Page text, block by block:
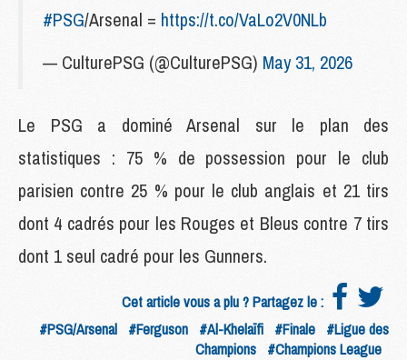
#PSG/Arsenal = https://t.co/VaLo2V0NLb
— CulturePSG (@CulturePSG) May 31, 2026
Le PSG a dominé Arsenal sur le plan des
statistiques : 75 % de possession pour le club
parisien contre 25 % pour le club anglais et 21 tirs
dont 4 cadrés pour les Rouges et Bleus contre 7 tirs
dont 1 seul cadré pour les Gunners.
Cet article vous a plu ? Partagez le :
#PSG/Arsenal #Ferguson #Al-Khelaïfi #Finale #Ligue des
Champions #Champions League